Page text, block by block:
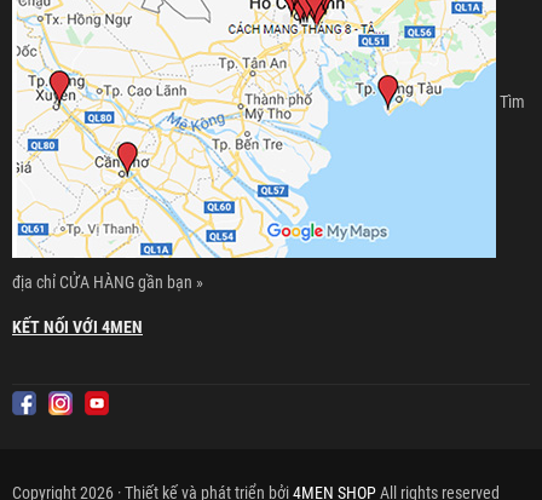
Tìm
địa chỉ CỬA HÀNG gần bạn »
KẾT NỐI VỚI 4MEN
Copyright 2026 · Thiết kế và phát triển bởi4MEN SHOPAll rights reserved